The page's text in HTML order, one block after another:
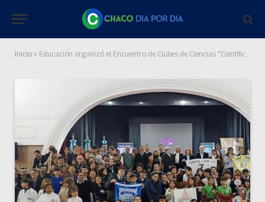
Inicio » Educación organizó el Encuentro de Clubes de Ciencias “Científicos por un día”